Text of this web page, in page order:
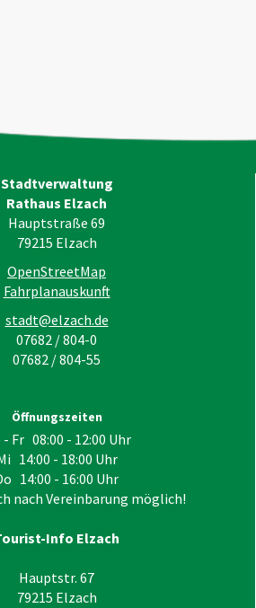
Stadtverwaltung
Rathaus Elzach
Hauptstraße 69
79215 Elzach
OpenStreetMap
Fahrplanauskunft
stadt@elzach.de
07682 / 804-0
07682 / 804-55
Öffnungszeiten
- Fr 08:00 - 12:00 Uhr
14:00 - 18:00 Uhr
14:00 - 16:00 Uhr
nach Vereinbarung möglich!
Info Elzach
Hauptstr. 67
79215 Elzach